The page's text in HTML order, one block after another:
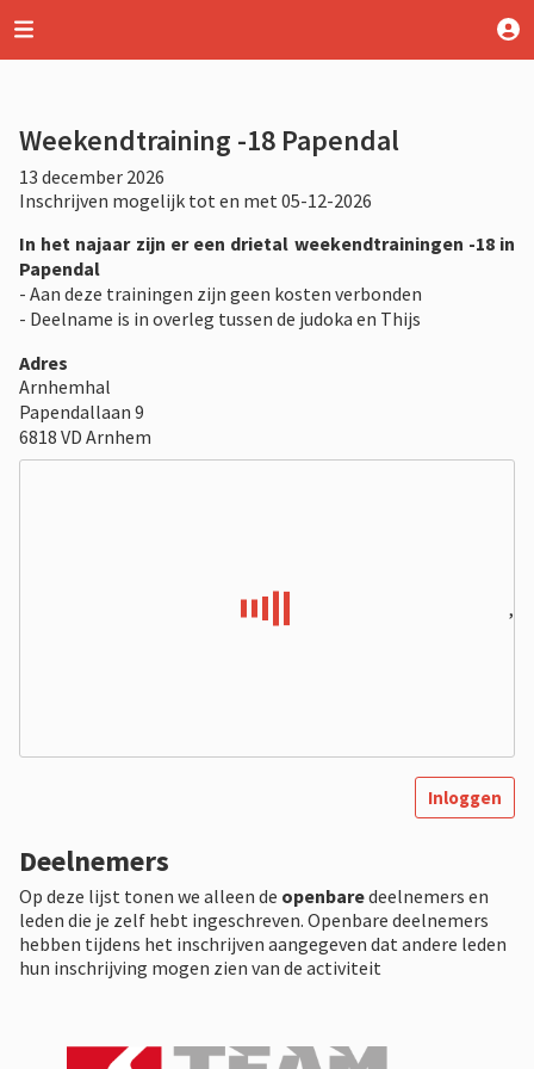
Weekendtraining -18 Papendal
13 december 2026
Inschrijven mogelijk tot en met 05-12-2026
In het najaar zijn er een drietal weekendtrainingen -18 in
Papendal
- Aan deze trainingen zijn geen kosten verbonden
- Deelname is in overleg tussen de judoka en Thijs
Adres
Arnhemhal
Papendallaan 9
6818 VD Arnhem
,
Inloggen
Deelnemers
Op deze lijst tonen we alleen de openbaredeelnemers en
leden die je zelf hebt ingeschreven. Openbare deelnemers
hebben tijdens het inschrijven aangegeven dat andere leden
hun inschrijving mogen zien van de activiteit